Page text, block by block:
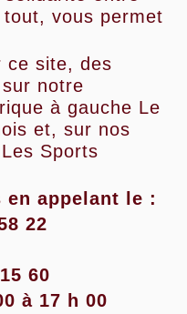
vous permet
ce site, des
notre
à gauche Le
et, sur nos
Sports
en appelant le :
22
60
à 17 h 00